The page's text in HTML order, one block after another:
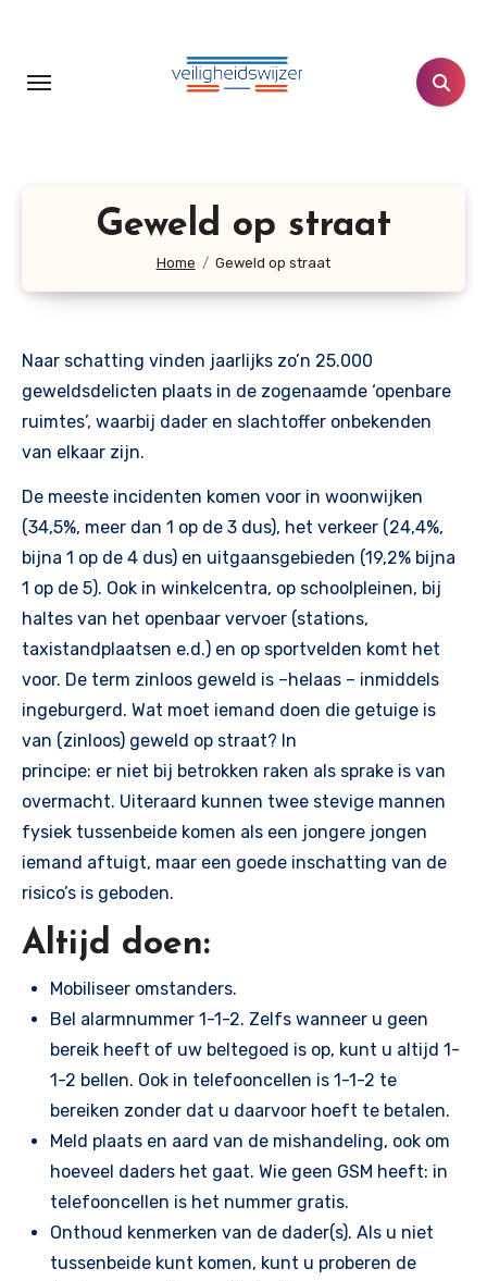
inhoud
Geweld op straat
Home Geweld op straat
Naar schatting vinden jaarlijks zo’n 25.000
geweldsdelicten plaats in de zogenaamde ‘openbare
ruimtes’, waarbij dader en slachtoffer onbekenden
van elkaar zijn.
De meeste incidenten komen voor in woonwijken
(34,5%, meer dan 1 op de 3 dus), het verkeer (24,4%,
bijna 1 op de 4 dus) en uitgaansgebieden (19,2% bijna
1 op de 5). Ook in winkelcentra, op schoolpleinen, bij
haltes van het openbaar vervoer (stations,
taxistandplaatsen e.d.) en op sportvelden komt het
voor. De term zinloos geweld is –helaas – inmiddels
ingeburgerd. Wat moet iemand doen die getuige is
van (zinloos) geweld op straat? In
principe: er niet bij betrokken raken als sprake is van
overmacht. Uiteraard kunnen twee stevige mannen
fysiek tussenbeide komen als een jongere jongen
iemand aftuigt, maar een goede inschatting van de
risico’s is geboden.
Altijd doen:
Mobiliseer omstanders.
Bel alarmnummer 1-1-2. Zelfs wanneer u geen
bereik heeft of uw beltegoed is op, kunt u altijd 1-
1-2 bellen. Ook in telefooncellen is 1-1-2 te
bereiken zonder dat u daarvoor hoeft te betalen.
Meld plaats en aard van de mishandeling, ook om
hoeveel daders het gaat. Wie geen GSM heeft: in
telefooncellen is het nummer gratis.
Onthoud kenmerken van de dader(s). Als u niet
tussenbeide kunt komen, kunt u proberen de